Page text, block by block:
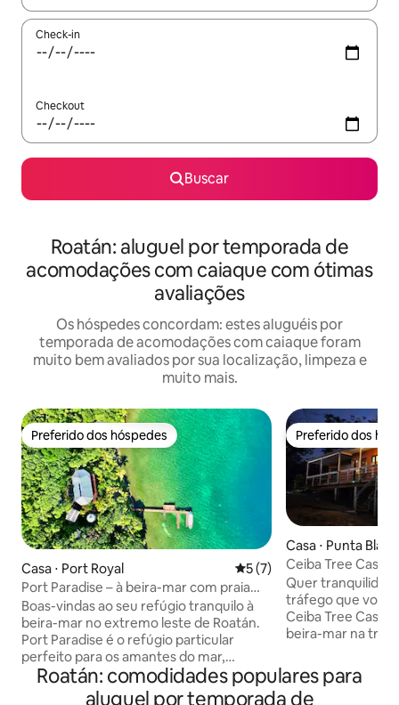
Check-in
Checkout
Buscar
Roatán: aluguel por temporada de
acomodações com caiaque com ótimas
avaliações
Os hóspedes concordam: estes aluguéis por
temporada de acomodações com caiaque foram
muito bem avaliados por sua localização, limpeza e
muito mais.
Preferido dos hóspedes
Preferido dos hóspedes
Casa ⋅ Port Royal 5 de uma avaliação média
5 (7)
Port Paradise – à beira-mar com praia
privativa e doca
Boas-vindas ao seu refúgio tranquilo à
beira-mar no extremo leste de Roatán.
Port Paradise é o refúgio particular
perfeito para os amantes do mar,
oferecendo acesso direto a mergulho
autônomo e snorkel de alto nível na Cow
Preferido dos
Preferido dos
Casa ⋅ Punta
Ceiba Tree Casita
End
Quer
tráfego que você
Ceiba Tree
beira-mar na
construída tem
para uma fuga
caiaques,
Roatán: comodidades populares para
aluguel por temporada de